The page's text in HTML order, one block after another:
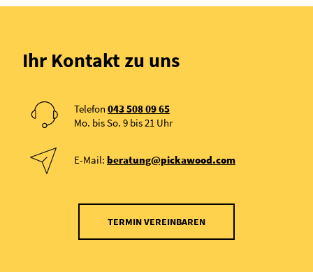
Ihr Kontakt zu uns
Telefon 043 508 09 65
Mo. bis So. 9 bis 21 Uhr
E-Mail: beratung@pickawood.com
TERMIN VEREINBAREN